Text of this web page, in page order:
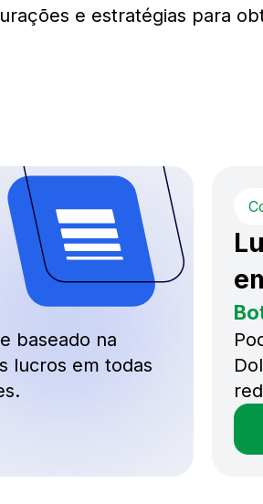
e estratégias para
baseado na
lucros em todas